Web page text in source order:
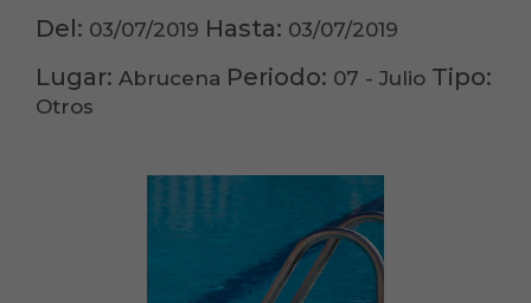
Del: 03/07/2019 Hasta: 03/07/2019
Lugar: Abrucena Periodo: 07 - Julio Tipo:
Otros